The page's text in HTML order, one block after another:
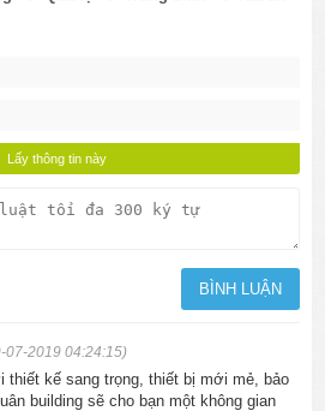
07-2019 04:24:15)
thiết kế sang trọng, thiết bị mới mẻ, bảo
building sẽ cho bạn một không gian